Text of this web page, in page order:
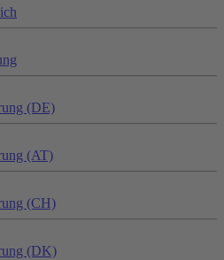
(DE)
(AT)
(CH)
(DK)